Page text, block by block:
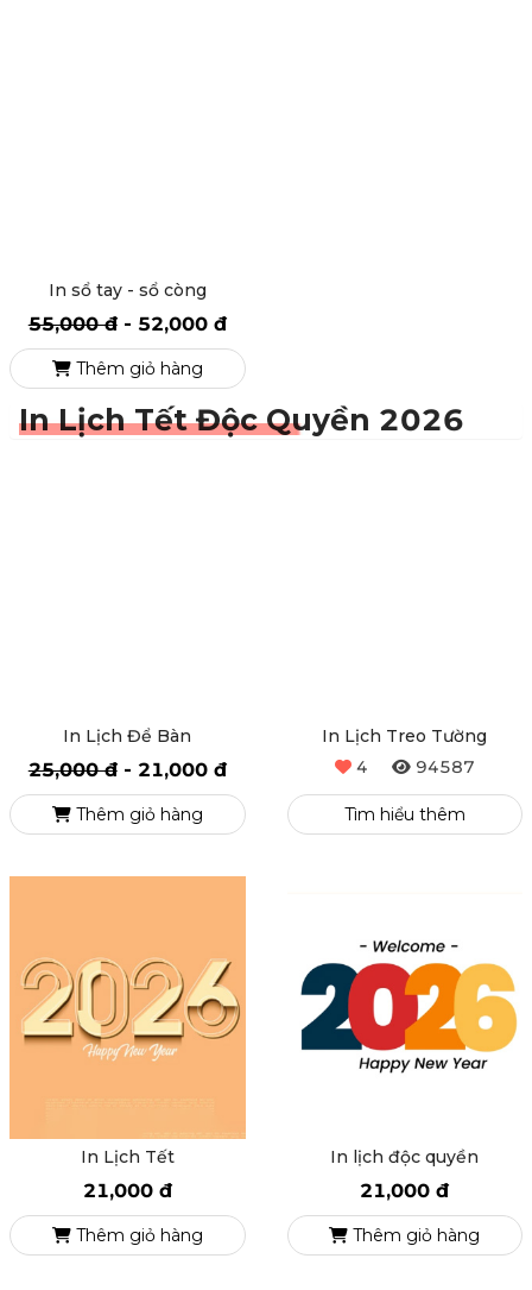
In sổ tay - sổ còng
55,000 đ 52,000 đ
Thêm giỏ hàng
In Lịch Tết Độc Quyền 2026
In Lịch Để Bàn
25,000 đ 21,000 đ
Thêm giỏ hàng
In Lịch Treo Tường
4
94587
Tìm hiểu thêm
In Lịch Tết
21,000 đ
Thêm giỏ hàng
In lịch độc quyền
21,000 đ
Thêm giỏ hàng